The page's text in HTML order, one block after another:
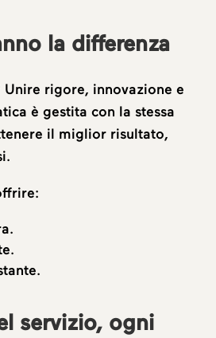
la differenza
rigore, innovazione e
è gestita con la stessa
il miglior risultato,
servizio, ogni
attività